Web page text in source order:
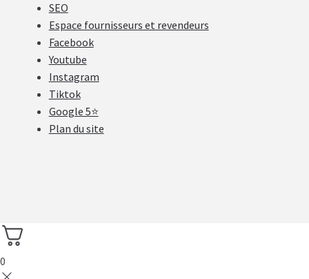
SEO
Espace fournisseurs et revendeurs
Facebook
Youtube
Instagram
Tiktok
Google 5⭐
Plan du site
0